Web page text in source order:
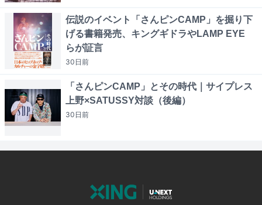
伝説のイベント「さんピンCAMP」を掘り下
げる書籍発売、キングギドラやLAMP EYE
らが証言
30日前
「さんピンCAMP」とその時代｜サイプレス
上野×SATUSSY対談（後編）
30日前